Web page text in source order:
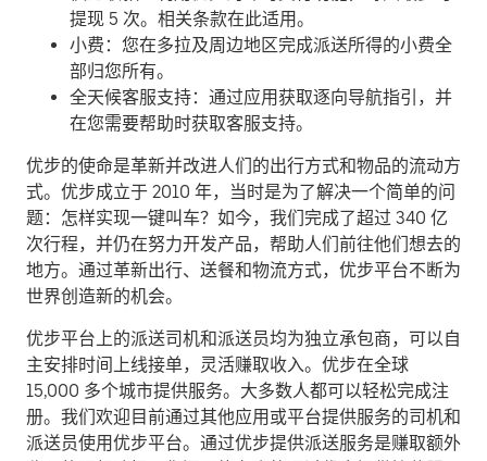
提现 5 次。相关条款在此适用。
小费：您在多拉及周边地区完成派送所得的小费全
部归您所有。
全天候客服支持：通过应用获取逐向导航指引，并
在您需要帮助时获取客服支持。
优步的使命是革新并改进人们的出行方式和物品的流动方
式。优步成立于 2010 年，当时是为了解决一个简单的问
题：怎样实现一键叫车？如今，我们完成了超过 340 亿
次行程，并仍在努力开发产品，帮助人们前往他们想去的
地方。通过革新出行、送餐和物流方式，优步平台不断为
世界创造新的机会。
优步平台上的派送司机和派送员均为独立承包商，可以自
主安排时间上线接单，灵活赚取收入。优步在全球
15,000 多个城市提供服务。大多数人都可以轻松完成注
册。我们欢迎目前通过其他应用或平台提供服务的司机和
派送员使用优步平台。通过优步提供派送服务是赚取额外